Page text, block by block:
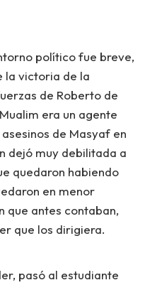
político fue breve,
la victoria de la
de Roberto de
era un agente
de Masyaf en
dejó muy debilitada a
quedaron habiendo
en menor
que antes contaban,
que los dirigiera.
pasó al estudiante